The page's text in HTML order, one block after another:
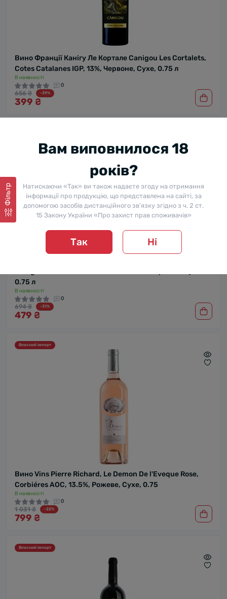
Фільтр
Вино Франції Канігу Ле Кортале Canigou Les Cortalets,
Cotes Catalanes IGP, 13%, Червоне, Сухе, 0.75 л
В наявності
0
656 ₴ -39%
399 ₴
0.75 л
В наявності
0
694 ₴ -31%
479 ₴
Власний імпорт
Вино Vins Pierre Richard, Le Demon De l'Eveque Rose,
Corbiéres AOC, 13.5%, Рожеве, Сухе, 0.75
В наявності
0
1 031 ₴ -22%
799 ₴
Власний імпорт
Вам виповнилося 18
років?
Натискаючи «Так» ви також надаєте згоду на отримання
інформації про продукцію, що представлена на сайті, за
допомогою засобів дистанційного зв’язку згідно з ч. 2 ст.
15 Закону України «Про захист прав споживачів»
Так Ні